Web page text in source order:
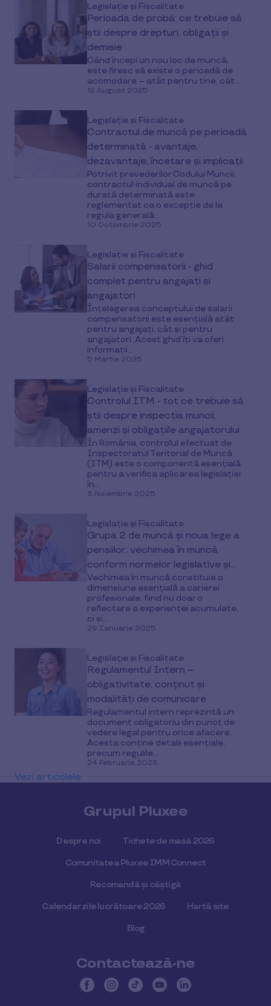
Legislație și Fiscalitate
Perioada de probă: ce trebuie să
știi despre drepturi, obligații și
demisie
Când începi un nou loc de muncă,
este firesc să existe o perioadă de
acomodare – atât pentru tine, cât...
12 August 2025
Legislație și Fiscalitate
Contractul de muncă pe perioadă
determinată - avantaje,
dezavantaje, încetare și implicații
Potrivit prevederilor Codului Muncii,
contractul individual de muncă pe
durată determinată este
reglementat ca o excepție de la
regula generală...
10 Octombrie 2025
Legislație și Fiscalitate
Salarii compensatorii - ghid
complet pentru angajați și
angajatori
Înțelegerea conceptului de salarii
compensatorii este esențială atât
pentru angajați, cât și pentru
angajatori. Acest ghid îți va oferi
informații...
5 Martie 2025
Legislație și Fiscalitate
Controlul ITM - tot ce trebuie să
știi despre inspecția muncii,
amenzi și obligațiile angajatorului
În România, controlul efectuat de
Inspectoratul Teritorial de Muncă
(ITM) este o componentă esențială
pentru a verifica aplicarea legislației
în...
3 Noiembrie 2025
Legislație și Fiscalitate
Grupa 2 de muncă și noua lege a
pensiilor: vechimea în muncă
conform normelor legislative și
perioadelor de activitate
Vechimea în muncă constituie o
dimensiune esențială a carierei
profesionale, fiind nu doar o
reflectare a experienței acumulate,
ci și...
29 Ianuarie 2025
Legislație și Fiscalitate
Regulamentul Intern –
obligativitate, conținut și
modalități de comunicare
Regulamentul intern reprezintă un
document obligatoriu din punct de
vedere legal pentru orice afacere.
Acesta conține detalii esențiale,
precum regulile...
24 Februarie 2023
Vezi articolele
Grupul Pluxee
Despre noi Tichete de masă 2026
Comunitatea Pluxee IMM Connect
Recomandă și câștigă
Calendar zile lucrătoare 2026 Hartă site
Blog
Contactează-ne